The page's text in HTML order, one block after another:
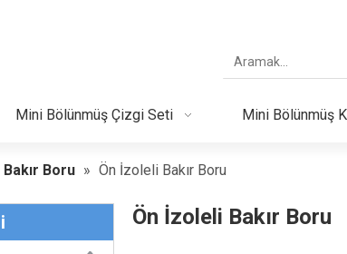
Mini Bölünmüş Çizgi Seti Mini Bölünmüş
Bakır Boru » Ön İzoleli Bakır Boru
Ön İzoleli Bakır Boru